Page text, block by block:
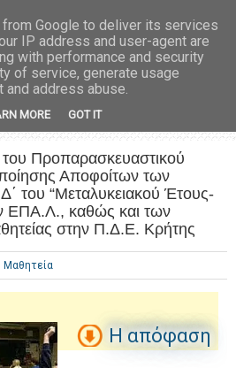
Προπαρασκευαστικού
Αποφοίτων των
του “Μεταλυκειακού Έτους-
ΕΠΑ.Λ., καθώς και των
στην Π.Δ.Ε. Κρήτης
Μαθητεία
H απόφαση
Google to deliver its services
IP address and user-agent are
with performance and security
of service, generate usage
address abuse.
MORE GOT IT